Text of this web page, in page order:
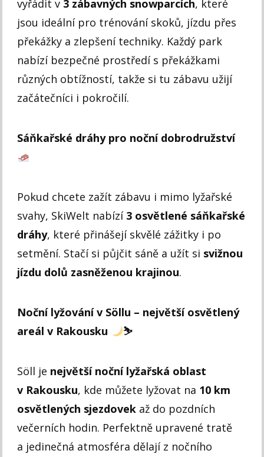
vyřádit v 3 zábavných snowparcích, které
jsou ideální pro trénování skoků, jízdu přes
překážky a zlepšení techniky. Každý park
nabízí bezpečné prostředí s překážkami
různých obtížností, takže si tu zábavu užijí
začátečníci i pokročilí.
Sáňkařské dráhy pro noční dobrodružství
Pokud chcete zažít zábavu i mimo lyžařské
svahy, SkiWelt nabízí 3 osvětlené sáňkařské
dráhy, které přinášejí skvělé zážitky i po
setmění. Stačí si půjčit sáně a užít si svižnou
jízdu dolů zasněženou krajinou.
Noční lyžování v Söllu – největší osvětlený
areál v Rakousku
⛷
Söll je největší noční lyžařská oblast
v Rakousku, kde můžete lyžovat na 10 km
osvětlených sjezdovek až do pozdních
večerních hodin. Perfektně upravené tratě
a jedinečná atmosféra dělají z nočního